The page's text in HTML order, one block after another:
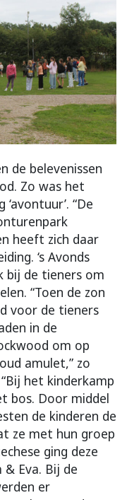
de belevenissen
Zo was het
“De
heeft zich daar
‘s Avonds
bij de tieners om
“Toen de zon
voor de tieners
in de
om op
amulet,” zo
het kinderkamp
bos. Door middel
de kinderen de
ze met hun groep
ging deze
Eva. Bij de
er